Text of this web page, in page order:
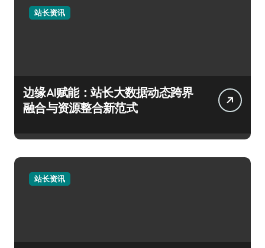
站长资讯
边缘AI赋能：站长大数据动态跨界
融合与资源整合新范式
站长资讯